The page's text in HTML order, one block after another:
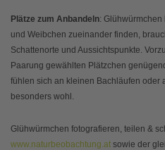
Plätze zum Anbandeln:
und Weibchen zueinander finden,
Schattenorte und Aussichtspunkte.
Paarung gewählten Plätzchen
fühlen sich an kleinen Bachläufen oder
besonders wohl.
Glühwürmchen fotografieren, teilen &
www.naturbeobachtung.at sowie der